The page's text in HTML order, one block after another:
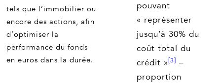
tels que l’immobilier ou
encore des actions, afin
d’optimiser la
performance du fonds
en euros dans la durée.
pouvant
« représenter
jusqu’à 30% du
coût total du
crédit »[3] –
proportion